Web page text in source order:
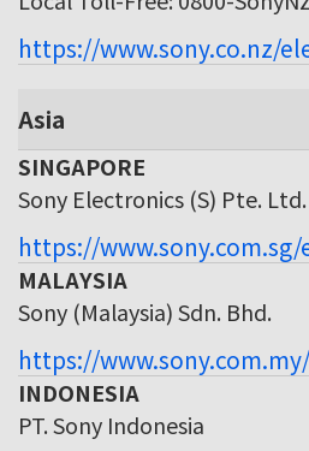
https://www.sony.co.nz/
Asia
SINGAPORE
Sony Electronics (S) Pte. Ltd.
https://
MALAYSIA
Sony (Malaysia) Sdn. Bhd.
https://
INDONESIA
PT. Sony Indonesia